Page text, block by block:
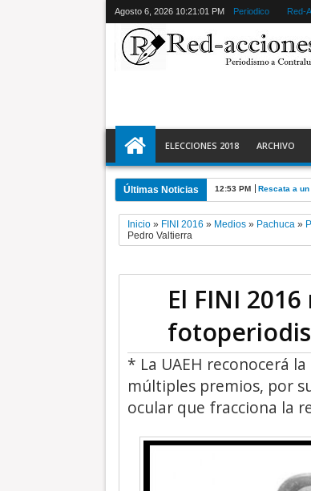
Agosto 6, 2026 10:21:03 PM Periodico Red-
ELECCIONES 2018 ARCHIVO
Últimas Noticias 10:46 AM TEEM
Inicio» FINI 2016 » Medios» Pachuca»
Pedro Valtierra
El FINI
* La UAEH reconocerá
múltiples premios, por
ocular que fracciona la